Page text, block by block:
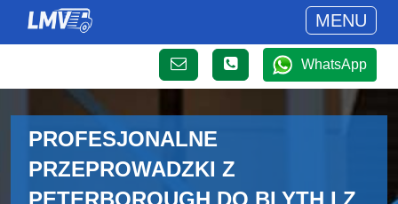
MENU
WhatsApp
PROFESJONALNE
PRZEPROWADZKI Z
PETERBOROUGH DO BLYTH I Z